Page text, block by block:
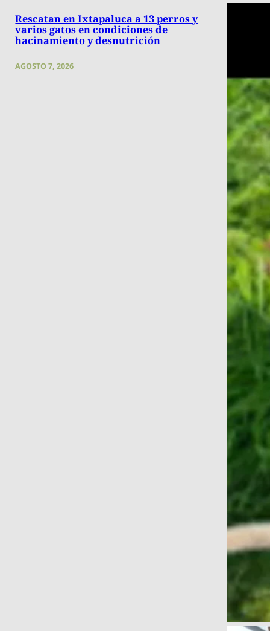
Rescatan en Ixtapaluca a 13 perros y
varios gatos en condiciones de
hacinamiento y desnutrición
AGOSTO 7, 2026